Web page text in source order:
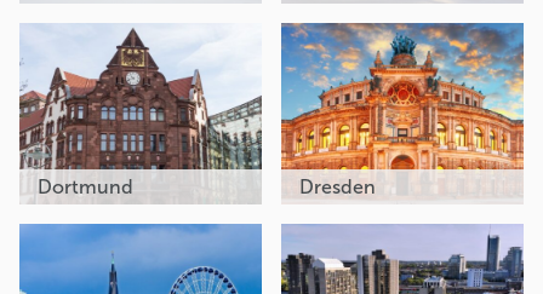
Dortmund Dresden